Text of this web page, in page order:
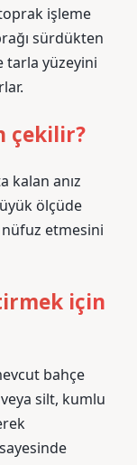
işleme
sürdükten
tarla yüzeyini
çekilir?
kalan anız
ölçüde
nüfuz etmesini
için
bahçe
silt, kumlu